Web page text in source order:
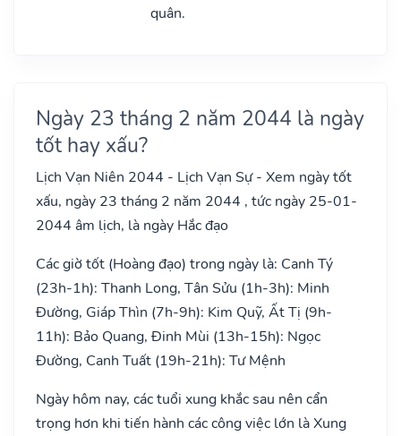
quân.
Ngày 23 tháng 2 năm 2044 là ngày
tốt hay xấu?
Lịch Vạn Niên 2044 - Lịch Vạn Sự - Xem ngày tốt
xấu, ngày 23 tháng 2 năm 2044 , tức ngày 25-01-
2044 âm lịch, là ngày Hắc đạo
Các giờ tốt (Hoàng đạo) trong ngày là: Canh Tý
(23h-1h): Thanh Long, Tân Sửu (1h-3h): Minh
Đường, Giáp Thìn (7h-9h): Kim Quỹ, Ất Tị (9h-
11h): Bảo Quang, Đinh Mùi (13h-15h): Ngọc
Đường, Canh Tuất (19h-21h): Tư Mệnh
Ngày hôm nay, các tuổi xung khắc sau nên cẩn
trọng hơn khi tiến hành các công việc lớn là Xung